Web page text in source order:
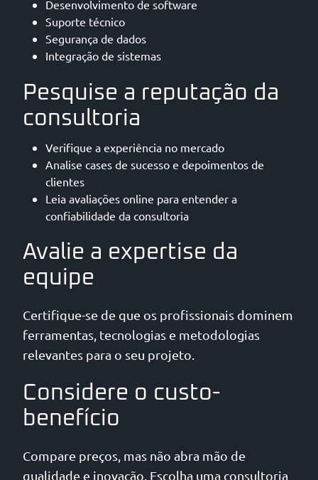
Desenvolvimento de software
Suporte técnico
Segurança de dados
Integração de sistemas
Pesquise a reputação da
consultoria
Verifique a experiência no mercado
Analise cases de sucesso e depoimentos de
clientes
Leia avaliações online para entender a
confiabilidade da consultoria
Avalie a expertise da
equipe
Certifique-se de que os profissionais dominem
ferramentas, tecnologias e metodologias
relevantes para o seu projeto.
Considere o custo-
benefício
Compare preços, mas não abra mão de
qualidade e inovação. Escolha uma consultoria